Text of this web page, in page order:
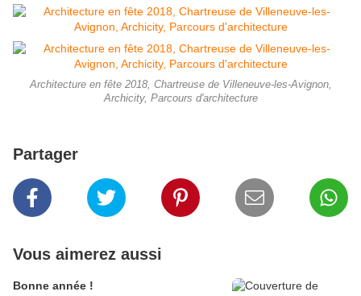
Architecture en fête 2018, Chartreuse de Villeneuve-les-Avignon,
Archicity, Parcours d'architecture
Partager
Vous aimerez aussi
Bonne année !